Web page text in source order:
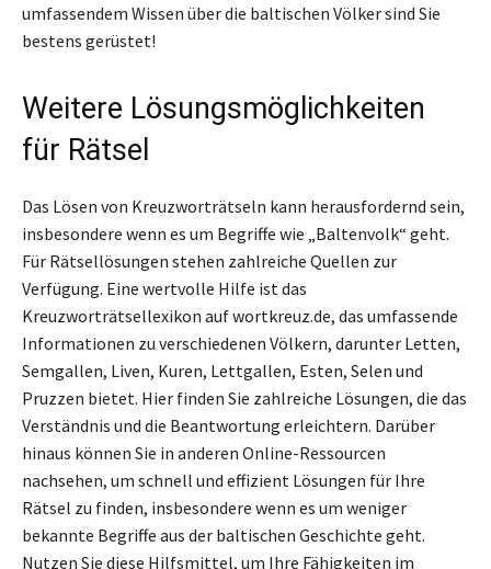
umfassendem Wissen über die baltischen Völker sind Sie
bestens gerüstet!
Weitere Lösungsmöglichkeiten
für Rätsel
Das Lösen von Kreuzworträtseln kann herausfordernd sein,
insbesondere wenn es um Begriffe wie „Baltenvolk“ geht.
Für Rätsellösungen stehen zahlreiche Quellen zur
Verfügung. Eine wertvolle Hilfe ist das
Kreuzworträtsellexikon auf wortkreuz.de, das umfassende
Informationen zu verschiedenen Völkern, darunter Letten,
Semgallen, Liven, Kuren, Lettgallen, Esten, Selen und
Pruzzen bietet. Hier finden Sie zahlreiche Lösungen, die das
Verständnis und die Beantwortung erleichtern. Darüber
hinaus können Sie in anderen Online-Ressourcen
nachsehen, um schnell und effizient Lösungen für Ihre
Rätsel zu finden, insbesondere wenn es um weniger
bekannte Begriffe aus der baltischen Geschichte geht.
Nutzen Sie diese Hilfsmittel, um Ihre Fähigkeiten im